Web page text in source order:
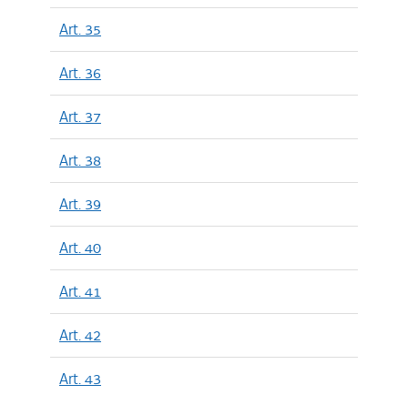
Art. 35
Art. 36
Art. 37
Art. 38
Art. 39
Art. 40
Art. 41
Art. 42
Art. 43